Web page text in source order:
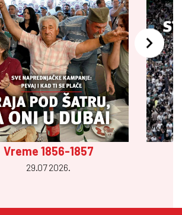
Vreme 1856-1857
29.07 2026.